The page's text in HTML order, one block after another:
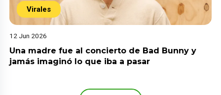
Virales
12 Jun 2026
Una madre fue al concierto de Bad Bunny y
jamás imaginó lo que iba a pasar